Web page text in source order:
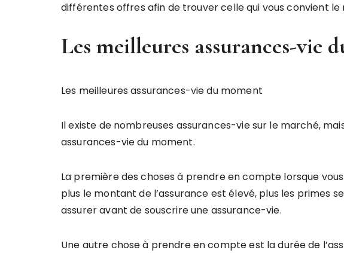
différentes offres afin de trouver celle qui vous convient le
Les meilleures assurances-vie
Les meilleures assurances-vie du moment
Il existe de nombreuses assurances-vie sur le marché,
assurances-vie du moment.
La première des choses à prendre en compte lorsque
plus le montant de l’assurance est élevé, plus les primes
assurer avant de souscrire une assurance-vie.
Une autre chose à prendre en compte est la durée de